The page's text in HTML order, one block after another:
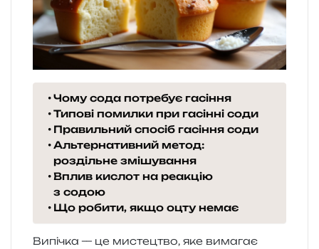
Чому сода потребує гасіння
Типові помилки при гасінні соди
Правильний спосіб гасіння соди
Альтернативний метод:
роздільне змішування
Вплив кислот на реакцію
з содою
Що робити, якщо оцту немає
Випічка — це мисте­цтво, яке вима­гає